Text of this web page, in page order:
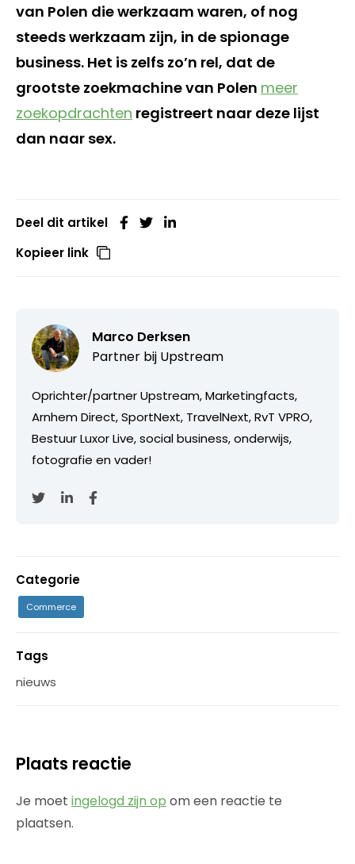
van Polen die werkzaam waren, of nog
steeds werkzaam zijn, in de spionage
business. Het is zelfs zo’n rel, dat de
grootste zoekmachine van Polen meer
zoekopdrachten registreert naar deze lijst
dan naar sex.
Deel dit artikel
Kopieer link
Marco Derksen
Partner bij Upstream
Oprichter/partner Upstream, Marketingfacts,
Arnhem Direct, SportNext, TravelNext, RvT VPRO,
Bestuur Luxor Live, social business, onderwijs,
fotografie en vader!
Categorie
Commerce
Tags
nieuws
Plaats reactie
Je moet ingelogd zijn op om een reactie te
plaatsen.